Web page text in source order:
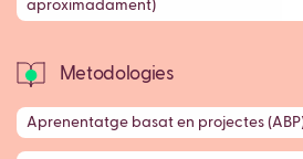
aproximadament)
Metodologies
Aprenentatge basat en projectes